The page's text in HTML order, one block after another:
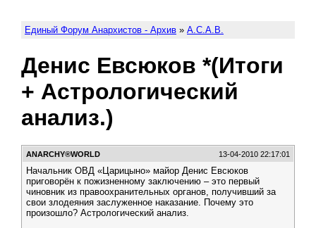
Единый Форум Анархистов - Архив » A.C.A.B.
Денис Евсюков *(Итоги
+ Астрологический
анализ.)
АNARCHY®WORLD 13-04-2010 22:17:01
Начальник ОВД «Царицыно» майор Денис Евсюков
приговорён к пожизненному заключению – это первый
чиновник из правоохранительных органов, получивший за
свои злодеяния заслуженное наказание. Почему это
произошло? Астрологический анализ.